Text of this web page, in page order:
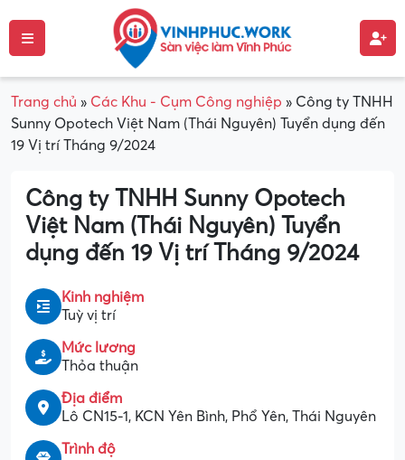
Trang chủ » Các Khu - Cụm Công nghiệp » Công ty TNHH
Sunny Opotech Việt Nam (Thái Nguyên) Tuyển dụng đến
19 Vị trí Tháng 9/2024
Công ty TNHH Sunny Opotech
Việt Nam (Thái Nguyên) Tuyển
dụng đến 19 Vị trí Tháng 9/2024
Kinh nghiệm
Tuỳ vị trí
Mức lương
Thỏa thuận
Địa điểm
Lô CN15-1, KCN Yên Bình, Phổ Yên, Thái Nguyên
Trình độ